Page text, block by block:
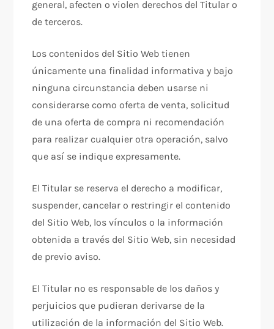
general, afecten o violen derechos del Titular o
de terceros.
Los contenidos del Sitio Web tienen
únicamente una finalidad informativa y bajo
ninguna circunstancia deben usarse ni
considerarse como oferta de venta, solicitud
de una oferta de compra ni recomendación
para realizar cualquier otra operación, salvo
que así se indique expresamente.
El Titular se reserva el derecho a modificar,
suspender, cancelar o restringir el contenido
del Sitio Web, los vínculos o la información
obtenida a través del Sitio Web, sin necesidad
de previo aviso.
El Titular no es responsable de los daños y
perjuicios que pudieran derivarse de la
utilización de la información del Sitio Web.